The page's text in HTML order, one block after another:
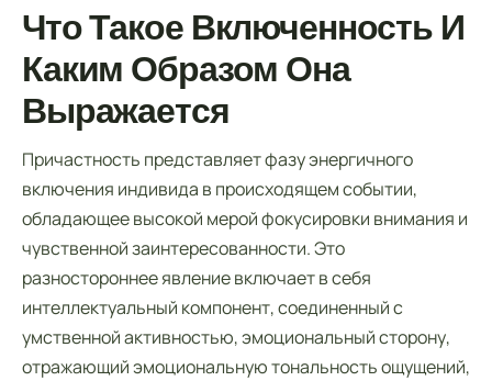
Что Такое Включенность И
Каким Образом Она
Выражается
Причастность представляет фазу энергичного
включения индивида в происходящем событии,
обладающее высокой мерой фокусировки внимания и
чувственной заинтересованности. Это
разностороннее явление включает в себя
интеллектуальный компонент, соединенный с
умственной активностью, эмоциональный сторону,
отражающий эмоциональную тональность ощущений,